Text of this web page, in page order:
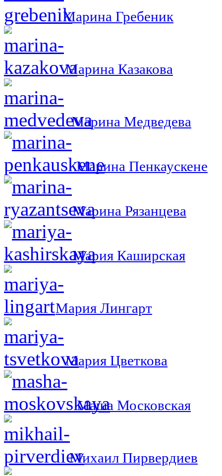
Марина Гребеник
Марина Казакова
Марина Медведева
Марина Пенкаускене
Марина Рязанцева
Мария Каширская
Мария Лингарт
Мария Цветкова
Маша Московская
Михаил Пирвердиев